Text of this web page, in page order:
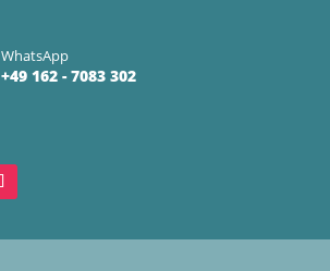
WhatsApp
+49 162 - 7083 302